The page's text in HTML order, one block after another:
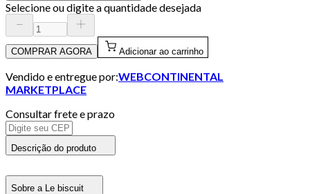
Selecione ou digite a quantidade desejada
COMPRAR AGORA Adicionar ao carrinho
Vendido e entregue por:WEBCONTINENTAL
MARKETPLACE
Consultar frete e prazo
Descrição do produto
Sobre a Le biscuit